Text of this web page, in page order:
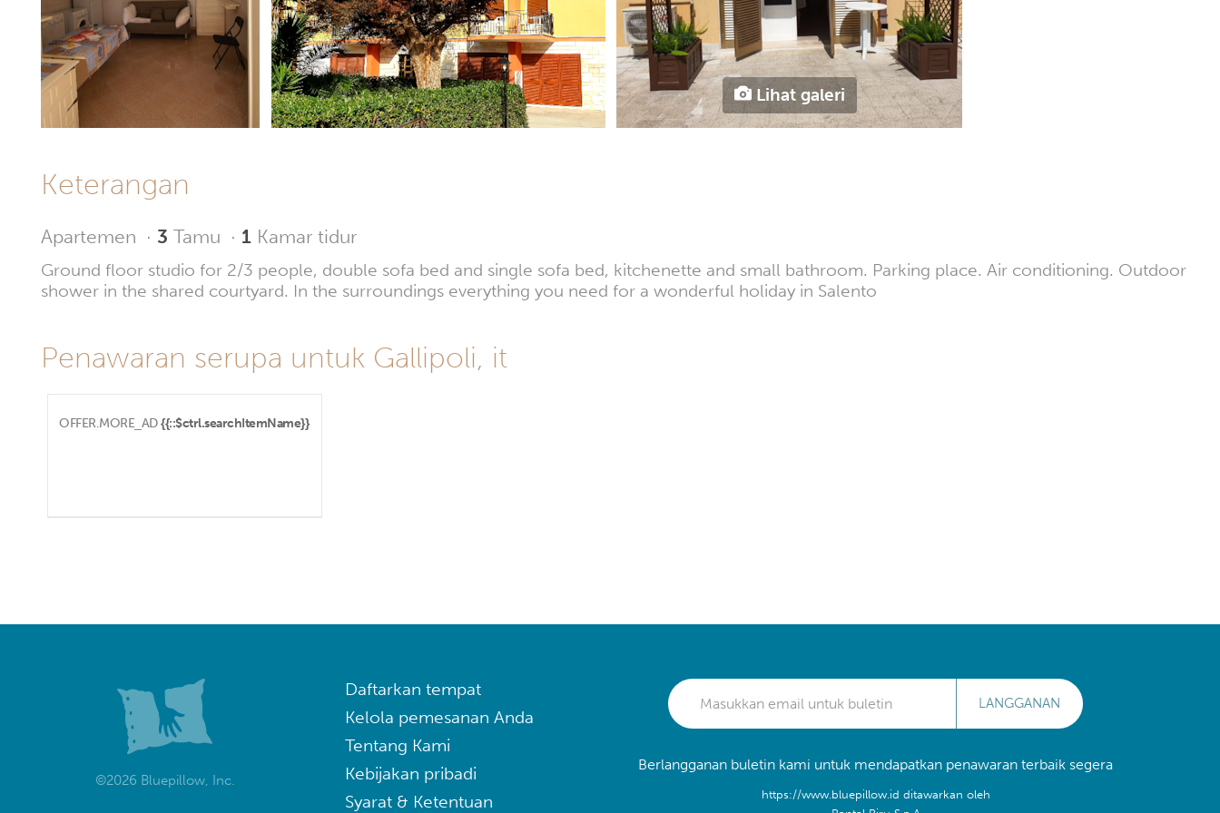
Lihat galeri
Keterangan
Apartemen · 3 Tamu · 1 Kamar tidur
Ground floor studio for 2/3 people, double sofa bed and single sofa bed, kitchenette and small bathroom. Parking place. Air conditioning. Outdoor
shower in the shared courtyard. In the surroundings everything you need for a wonderful holiday in Salento
Penawaran serupa untuk Gallipoli, it
OFFER.MORE_AD {{::$ctrl.searchItemName}}
©2026 Bluepillow, Inc.
Daftarkan tempat
Kelola pemesanan Anda
Tentang Kami
Kebijakan pribadi
Syarat & Ketentuan
LANGGANAN
Berlangganan buletin kami untuk mendapatkan penawaran terbaik segera
https://www.bluepillow.id ditawarkan oleh